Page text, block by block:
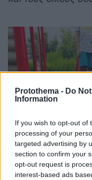
Protothema - Do
Information
If you wish to opt-out of
processing of your
targeted advertising by
section to confirm your
opt-out request is
interest-based ads